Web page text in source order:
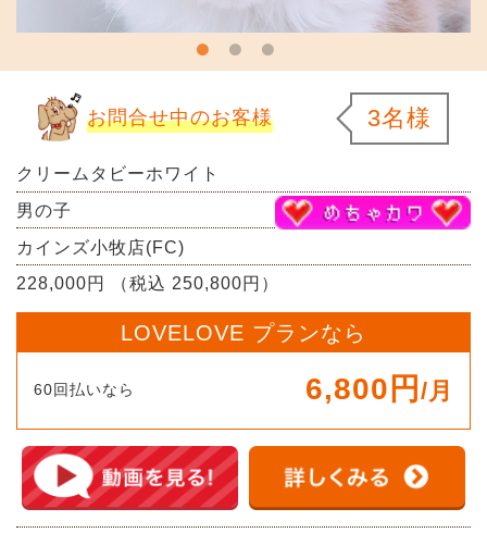
お問合せ中のお客様 3名様
クリームタビーホワイト
男の子
カインズ小牧店(FC)
228,000円 （税込 250,800円）
LOVELOVE プランなら
60回払いなら 6,800円 /月